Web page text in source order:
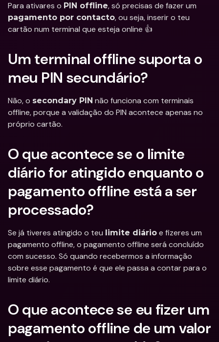
Para ativares o PIN offline
pagamento por contacto, ou seja, inserir o teu
cartão num terminal que esteja online 👍
Um terminal offline suporta o
meu PIN secundário?
Não, o secondary PIN não funciona com terminais
offline, porque a validação do PIN acontece apenas no
próprio cartão.
O que acontece se o limite
diário for atingido enquanto o
pagamento offline está a ser
processado?
Se já tiveres atingido o teu limite diário e fizeres um
pagamento offline, o pagamento offline será concluído
com sucesso. Só quando recebermos a informação
sobre esse pagamento é que ele passa a contar para o
limite diário.
O que acontece se eu fizer um
pagamento offline de um valor